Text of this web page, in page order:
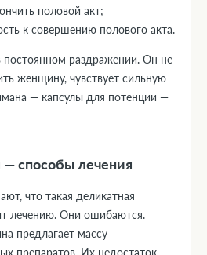
половой акт;
к совершению полового акта.
раздражении. Он не
женщину, чувствует сильную
— капсулы для потенции —
способы лечения
что такая деликатная
лечению. Они ошибаются.
предлагает массу
препаратов. Их недостаток —